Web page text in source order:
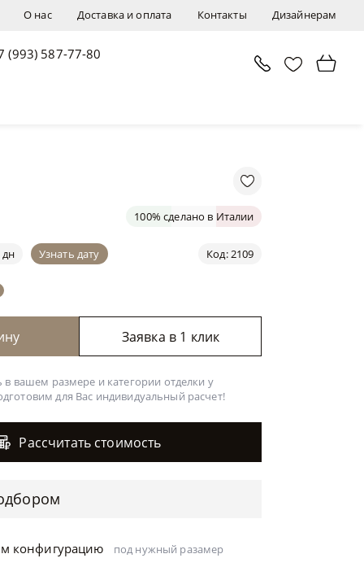
О нас Доставка и оплата Контакты Дизайнерам
(993) 587-77-80
100% сделано в Италии
Код: 2109
дн Узнать дату
Заявка в 1 клик
в вашем размере и категории отделки у
для Вас индивидуальный расчет!
Рассчитать стоимость
конфигурацию под нужный разамер